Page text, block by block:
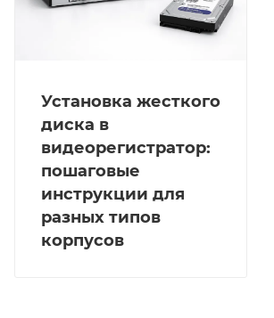
составляет от -10 до +55 °C, а
Установка жесткого
диска в
видеорегистратор:
пошаговые
инструкции для
разных типов
корпусов